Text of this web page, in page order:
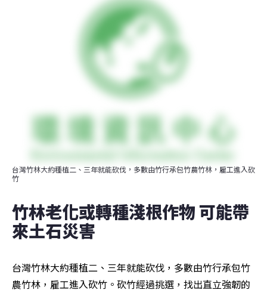
台灣竹林大約種植二、三年就能砍伐，多數由竹行承包竹農竹林，雇工進入砍
竹
竹林老化或轉種淺根作物 可能帶
來土石災害
台灣竹林大約種植二、三年就能砍伐，多數由竹行承包竹
農竹林，雇工進入砍竹。砍竹經過挑選，找出直立強韌的